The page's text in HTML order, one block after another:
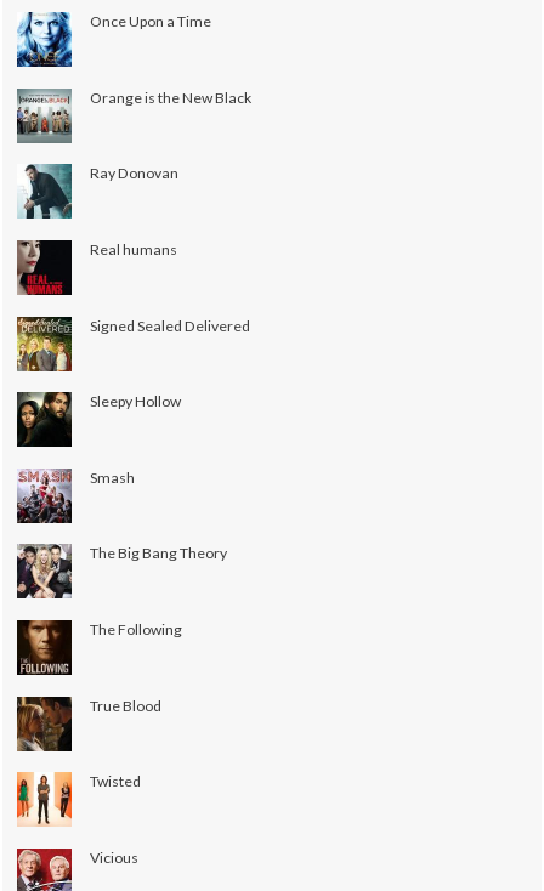
Once Upon a Time
Orange is the New Black
Ray Donovan
Real humans
Signed Sealed Delivered
Sleepy Hollow
Smash
The Big Bang Theory
The Following
True Blood
Twisted
Vicious